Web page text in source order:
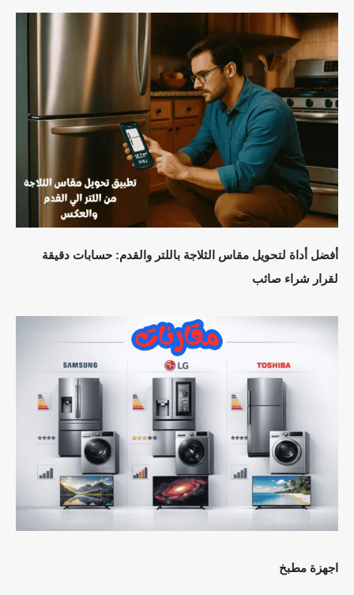
أفضل أداة لتحويل مقاس الثلاجة باللتر والقدم: حسابات دقيقة
لقرار شراء صائب
اجهزة مطبخ